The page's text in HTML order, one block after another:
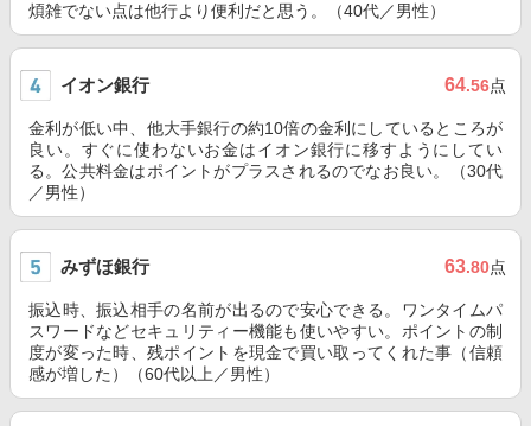
煩雑でない点は他行より便利だと思う。（40代／男性）
イオン銀行 64.56点
金利が低い中、他大手銀行の約10倍の金利にしているところが
良い。すぐに使わないお金はイオン銀行に移すようにしてい
る。公共料金はポイントがプラスされるのでなお良い。（30代
／男性）
みずほ銀行 63.80点
振込時、振込相手の名前が出るので安心できる。ワンタイムパ
スワードなどセキュリティー機能も使いやすい。ポイントの制
度が変った時、残ポイントを現金で買い取ってくれた事（信頼
感が増した）（60代以上／男性）